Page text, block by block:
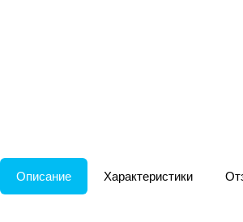
Описание Характеристики